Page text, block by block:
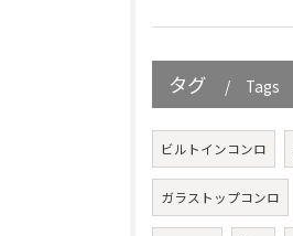
タグ Tags
ビルトインコンロ
ガラストップコンロ